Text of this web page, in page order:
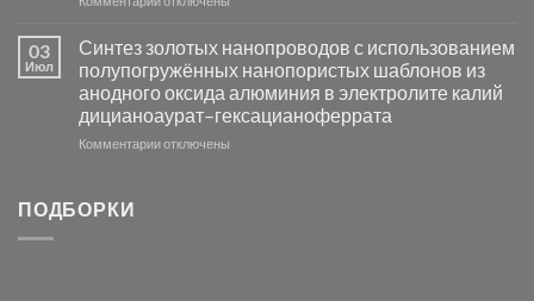
в
видимом
свете
с
помощью
модификации
серебра
с
электродов
серебра
и
03
Июл
Синтез золотых нанопроводов с использованием
полупогружённых нанопористых шаблонов из
анодного оксида алюминия в электролите калий
дицианоаурат–гексацианоферрата
Комментариикотключены
ПОДБОРКИ